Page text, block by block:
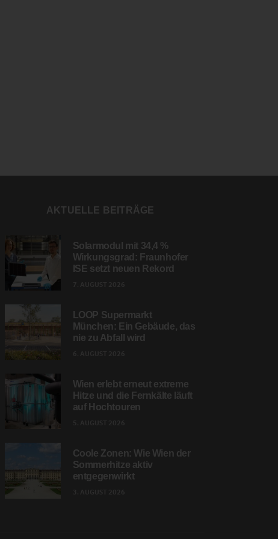
AKTUELLE BEITRÄGE
Solarmodul mit 34,4 %
Wirkungsgrad: Fraunhofer
ISE setzt neuen Rekord
LOOP Supermarkt
München: Ein Gebäude, das
nie zu Abfall wird
Wien erlebt erneut extreme
Hitze und die Fernkälte läuft
auf Hochtouren
Coole Zonen: Wie Wien der
Sommerhitze aktiv
entgegenwirkt